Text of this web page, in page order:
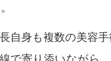
自身も複数の美容